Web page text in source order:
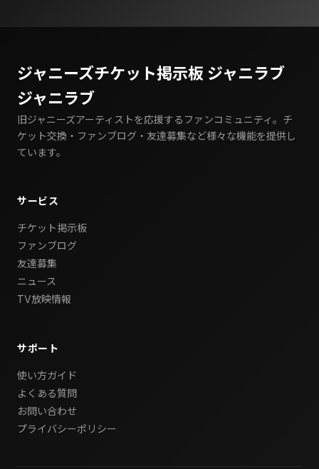
ジャニーズチケット掲示板 ジャニラブ
ジャニラブ
旧ジャニーズアーティストを応援するファンコミュニティ。チ
ケット交換・ファンブログ・友達募集など様々な機能を提供し
ています。
サービス
チケット掲示板
ファンブログ
友達募集
ニュース
TV放映情報
サポート
使い方ガイド
よくある質問
お問い合わせ
プライバシーポリシー